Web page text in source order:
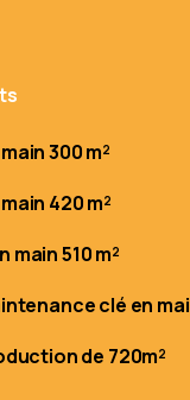
300 m²
420 m²
main 510 m²
clé en
de 720m²